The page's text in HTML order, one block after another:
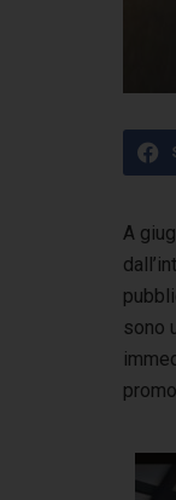
A
sono